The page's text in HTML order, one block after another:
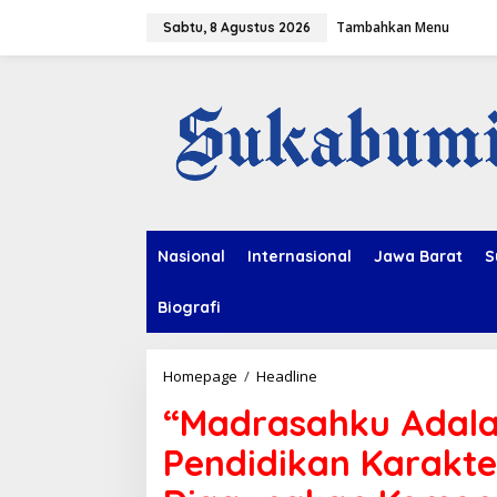
Sabtu, 8 Agustus 2026 Tambahkan Menu
Nasional Internasional Jawa Barat
Biografi
Homepage / Headline
a
d
r
a
“Madrasahku
Pendidikan